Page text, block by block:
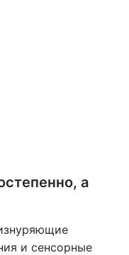
а
и сенсорные